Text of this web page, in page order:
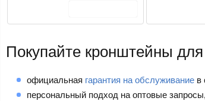
Покупайте кронштейны
официальная гарантия на обслуживание в
персональный подход на оптовые